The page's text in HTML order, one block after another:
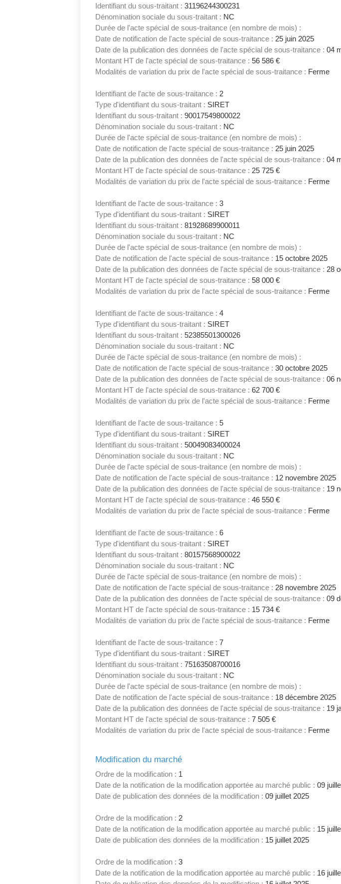
Identifiant du sous-traitant : 31196244300231
Dénomination sociale du sous-traitant : NC
Durée de l'acte spécial de sous-traitance (en nombre de mois) :
Date de notification de l'acte spécial de sous-traitance : 25 juin 2025
Date de la publication des données de l'acte spécial de sous-traitance : 04
Montant HT de l'acte spécial de sous-traitance : 56 586 €
Modalités de variation du prix de l'acte spécial de sous-traitance : Ferme
Identifiant de l'acte de sous-traitance : 2
Type d'identifiant du sous-traitant : SIRET
Identifiant du sous-traitant : 90017549800022
Dénomination sociale du sous-traitant : NC
Durée de l'acte spécial de sous-traitance (en nombre de mois) :
Date de notification de l'acte spécial de sous-traitance : 25 juin 2025
Date de la publication des données de l'acte spécial de sous-traitance : 04
Montant HT de l'acte spécial de sous-traitance : 25 725 €
Modalités de variation du prix de l'acte spécial de sous-traitance : Ferme
Identifiant de l'acte de sous-traitance : 3
Type d'identifiant du sous-traitant : SIRET
Identifiant du sous-traitant : 81928689900011
Dénomination sociale du sous-traitant : NC
Durée de l'acte spécial de sous-traitance (en nombre de mois) :
Date de notification de l'acte spécial de sous-traitance : 15 octobre 2025
Date de la publication des données de l'acte spécial de sous-traitance : 28
Montant HT de l'acte spécial de sous-traitance : 58 000 €
Modalités de variation du prix de l'acte spécial de sous-traitance : Ferme
Identifiant de l'acte de sous-traitance : 4
Type d'identifiant du sous-traitant : SIRET
Identifiant du sous-traitant : 52385501300026
Dénomination sociale du sous-traitant : NC
Durée de l'acte spécial de sous-traitance (en nombre de mois) :
Date de notification de l'acte spécial de sous-traitance : 30 octobre 2025
Date de la publication des données de l'acte spécial de sous-traitance : 06
Montant HT de l'acte spécial de sous-traitance : 62 700 €
Modalités de variation du prix de l'acte spécial de sous-traitance : Ferme
Identifiant de l'acte de sous-traitance : 5
Type d'identifiant du sous-traitant : SIRET
Identifiant du sous-traitant : 50049083400024
Dénomination sociale du sous-traitant : NC
Durée de l'acte spécial de sous-traitance (en nombre de mois) :
Date de notification de l'acte spécial de sous-traitance : 12 novembre 2025
Date de la publication des données de l'acte spécial de sous-traitance : 19
Montant HT de l'acte spécial de sous-traitance : 46 550 €
Modalités de variation du prix de l'acte spécial de sous-traitance : Ferme
Identifiant de l'acte de sous-traitance : 6
Type d'identifiant du sous-traitant : SIRET
Identifiant du sous-traitant : 80157568900022
Dénomination sociale du sous-traitant : NC
Durée de l'acte spécial de sous-traitance (en nombre de mois) :
Date de notification de l'acte spécial de sous-traitance : 28 novembre 2025
Date de la publication des données de l'acte spécial de sous-traitance : 09
Montant HT de l'acte spécial de sous-traitance : 15 734 €
Modalités de variation du prix de l'acte spécial de sous-traitance : Ferme
Identifiant de l'acte de sous-traitance : 7
Type d'identifiant du sous-traitant : SIRET
Identifiant du sous-traitant : 75163508700016
Dénomination sociale du sous-traitant : NC
Durée de l'acte spécial de sous-traitance (en nombre de mois) :
Date de notification de l'acte spécial de sous-traitance : 18 décembre 2025
Date de la publication des données de l'acte spécial de sous-traitance : 19
Montant HT de l'acte spécial de sous-traitance : 7 505 €
Modalités de variation du prix de l'acte spécial de sous-traitance : Ferme
Modification du marché
Ordre de la modification : 1
Date de la notification de la modification apportée au marché public : 09
Date de publication des données de la modification : 09 juillet 2025
Ordre de la modification : 2
Date de la notification de la modification apportée au marché public : 15
Date de publication des données de la modification : 15 juillet 2025
Ordre de la modification : 3
Date de la notification de la modification apportée au marché public : 16